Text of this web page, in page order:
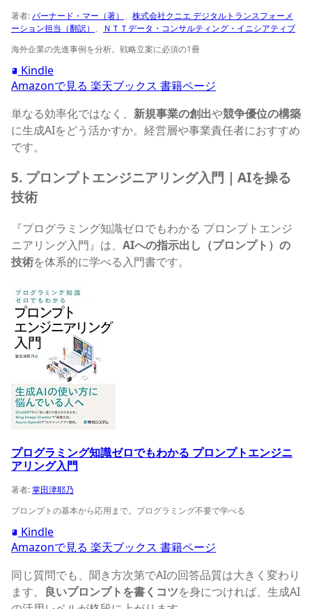
著者:バーナード・マー（著） 、 株式会社クニエ デジタルトランスフォーメ
ーション担当（翻訳） 、
ＮＴＴデータ・コンサルティング・イニシアティブ
海外企業の先進事例を分析。戦略立案に必須の1冊
Kindle
Amazonで見る 楽天ブックス 書籍ページ
単なる効率化ではなく、 新規事業の創出や競争優位の構築
に生成AIをどう活かすか。経営層や事業責任者におすすめ
です。
5. プロンプトエンジニアリング入門｜AIを操る
技術
『プログラミング知識ゼロでもわかる プロンプトエンジ
ニアリング入門』は、 AIへの指示出し（プロンプト）の
技術を体系的に学べる入門書です。
プログラミング知識ゼロでもわかる プロンプトエンジニア
プログラミング知識ゼロでもわかる プロンプトエンジニ
アリング入門
著者:掌田津耶乃
プロンプトの基本から応用まで。プログラミング不要で学べる
Kindle
Amazonで見る 楽天ブックス 書籍ページ
同じ質問でも、聞き方次第でAIの回答品質は大きく変わり
ます。 良いプロンプトを書くコツを身につければ、生成AI